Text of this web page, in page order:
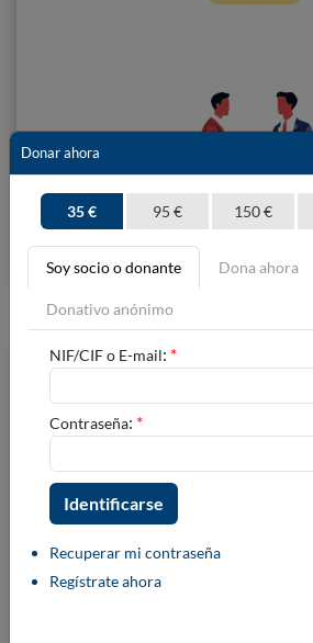
Hazte voluntario
Si crees que "una gota no hace océano,
desarrollo de los pueblos...
Donar ahora
35 € 95 € 150 €
Soy socio o donante Dona ahora
Donativo anónimo
NIF/CIF o E-mail: *
Contraseña: *
Recuperar mi contraseña
Regístrate ahora